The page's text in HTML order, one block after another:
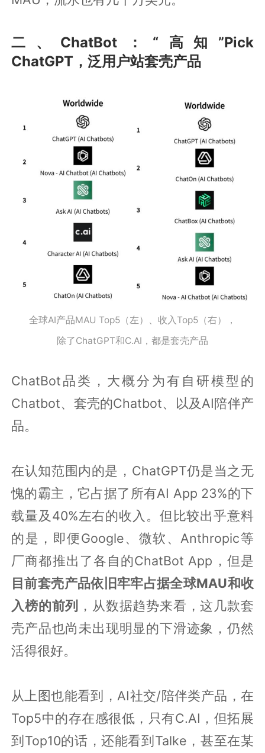
二、ChatBot：“高知”Pick
ChatGPT，泛用户站套壳产品
全球AI产品MAU Top5（左）、收入Top5（右），
除了ChatGPT和C.AI，都是套壳产品
ChatBot品类，大概分为有自研模型的
Chatbot、套壳的Chatbot、以及AI陪伴产
品。
在认知范围内的是，ChatGPT仍是当之无
愧的霸主，它占据了所有AI App 23%的下
载量及40%左右的收入。但比较出乎意料
的是，即便Google、微软、Anthropic等
厂商都推出了各自的ChatBot App，但是
目前套壳产品依旧牢牢占据全球MAU和收
入榜的前列
，从数据趋势来看，这几款套
壳产品也尚未出现明显的下滑迹象，仍然
活得很好。
从上图也能看到，AI社交/陪伴类产品，在
Top5中的存在感很低，只有C.AI，但拓展
到Top10的话，还能看到Talke，甚至在某